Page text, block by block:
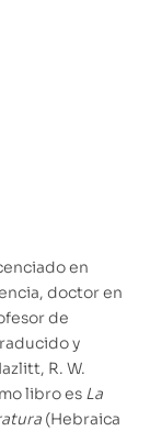
en
doctor en
de
y
R. W.
libro es La
(Hebraica